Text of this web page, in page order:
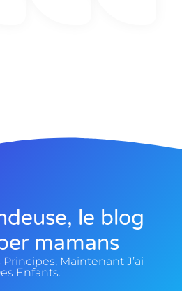
le blog
mamans
Principes, Maintenant J’ai
Enfants.